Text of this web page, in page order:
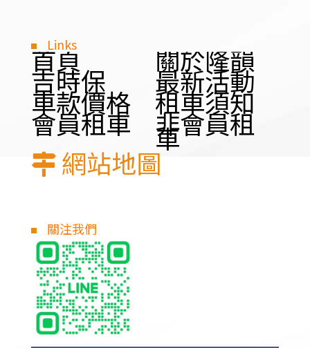
Links
首頁 關於隆韻
吉時保 最新活動
車款價格 租車須知
會員租車 非會員租
車
網站地圖
關注我們